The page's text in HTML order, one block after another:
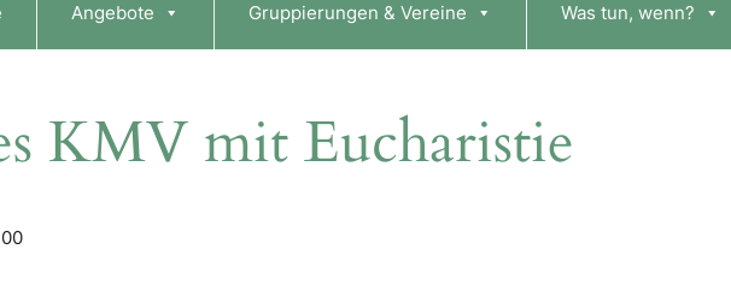
Angebote Gruppierungen & Vereine Was tun, wenn?
KMV mit Eucharistie